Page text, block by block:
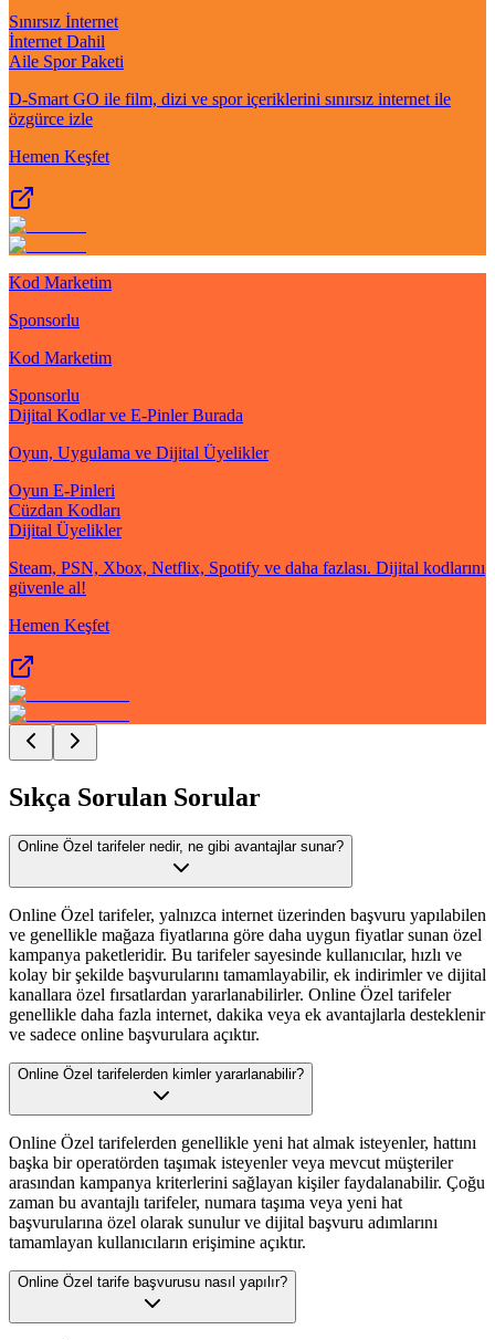
Sınırsız İnternet
İnternet Dahil
Aile Spor Paketi
D-Smart GO ile film, dizi ve spor içeriklerini sınırsız internet ile
özgürce izle
Hemen Keşfet
Kod Marketim
Sponsorlu
Kod Marketim
Sponsorlu
Dijital Kodlar ve E-Pinler Burada
Oyun, Uygulama ve Dijital Üyelikler
Oyun E-Pinleri
Cüzdan Kodları
Dijital Üyelikler
Steam, PSN, Xbox, Netflix, Spotify ve daha fazlası. Dijital kodlarını
güvenle al!
Hemen Keşfet
Sıkça Sorulan Sorular
Online Özel tarifeler nedir, ne gibi avantajlar sunar?
Online Özel tarifeler, yalnızca internet üzerinden başvuru yapılabilen
ve genellikle mağaza fiyatlarına göre daha uygun fiyatlar sunan özel
kampanya paketleridir. Bu tarifeler sayesinde kullanıcılar, hızlı ve
kolay bir şekilde başvurularını tamamlayabilir, ek indirimler ve dijital
kanallara özel fırsatlardan yararlanabilirler. Online Özel tarifeler
genellikle daha fazla internet, dakika veya ek avantajlarla desteklenir
ve sadece online başvurulara açıktır.
Online Özel tarifelerden kimler yararlanabilir?
Online Özel tarifelerden genellikle yeni hat almak isteyenler, hattını
başka bir operatörden taşımak isteyenler veya mevcut müşteriler
arasından kampanya kriterlerini sağlayan kişiler faydalanabilir. Çoğu
zaman bu avantajlı tarifeler, numara taşıma veya yeni hat
başvurularına özel olarak sunulur ve dijital başvuru adımlarını
tamamlayan kullanıcıların erişimine açıktır.
Online Özel tarife başvurusu nasıl yapılır?